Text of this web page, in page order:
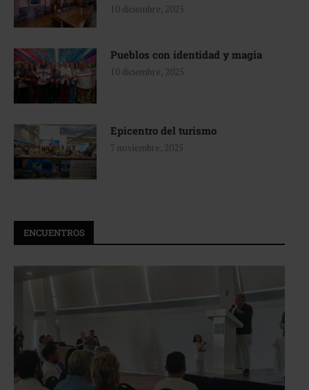
10 diciembre, 2025
Pueblos con identidad y magia
10 diciembre, 2025
Epicentro del turismo
7 noviembre, 2025
ENCUENTROS